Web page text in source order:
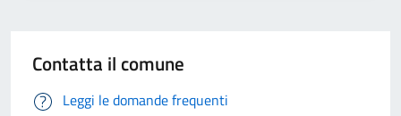
Contatta il comune
Leggi le domande frequenti